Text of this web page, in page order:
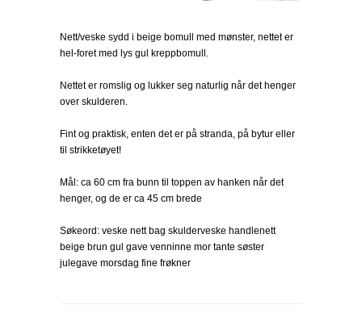
Nett/veske sydd i beige bomull med mønster, nettet er
hel-foret med lys gul kreppbomull.
Nettet er romslig og lukker seg naturlig når det henger
over skulderen.
Fint og praktisk, enten det er på stranda, på bytur eller
til strikketøyet!
Mål: ca 60 cm fra bunn til toppen av hanken når det
henger, og de er ca 45 cm brede
Søkeord: veske nett bag skulderveske handlenett
beige brun gul gave venninne mor tante søster
julegave morsdag fine frøkner